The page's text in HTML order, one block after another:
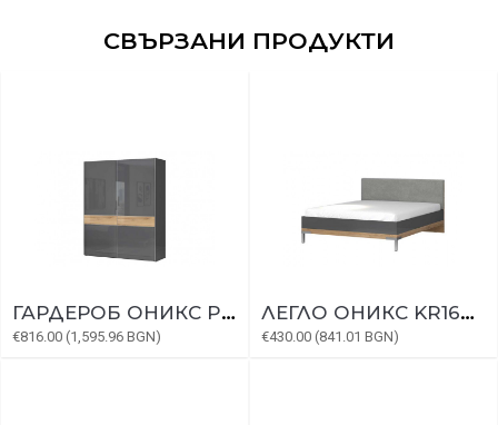
СВЪРЗАНИ ПРОДУКТИ
ГАРДЕРОБ ОНИКС PK181/ON
€816.00 (1,595.96 BGN)
ЛЕГЛО ОНИКС KR160-ON
€430.00 (841.01 BGN)